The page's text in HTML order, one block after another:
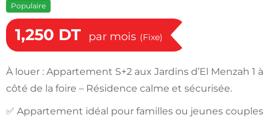
Populaire
1,250 DT par mois (Fixe)
À louer : Appartement S+2 aux Jardins d’El Menzah 1 à
côté de la foire – Résidence calme et sécurisée.
✅ Appartement idéal pour familles ou jeunes couples